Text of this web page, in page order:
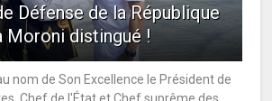
Défense de la République
Moroni distingué !
nom de Son Excellence le Président de
Chef de l'État et Chef suprême des